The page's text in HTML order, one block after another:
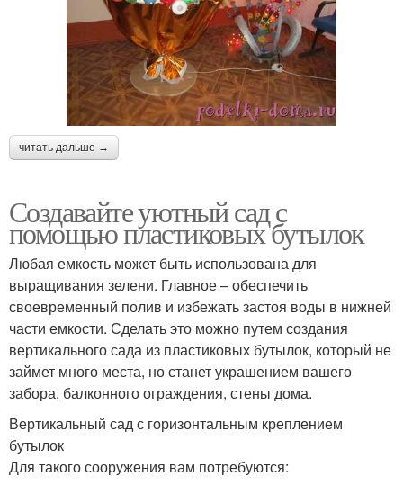
читать дальше →
Создавайте уютный сад с
помощью пластиковых бутылок
Любая емкость может быть использована для
выращивания зелени. Главное – обеспечить
своевременный полив и избежать застоя воды в нижней
части емкости. Сделать это можно путем создания
вертикального сада из пластиковых бутылок, который не
займет много места, но станет украшением вашего
забора, балконного ограждения, стены дома.
Вертикальный сад с горизонтальным креплением
бутылок
Для такого сооружения вам потребуются: